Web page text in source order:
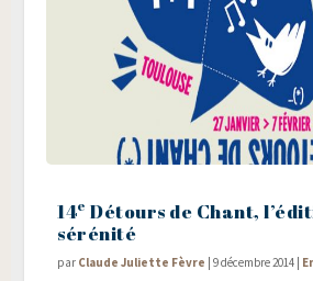
14e Détours de Chant,
sérénité
par Claude Juliette Fèvre |9 décembre 2014 |